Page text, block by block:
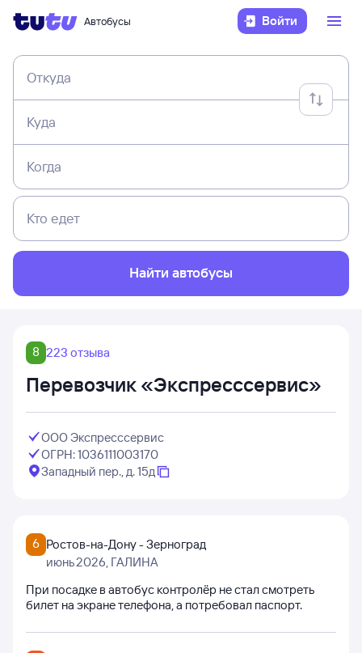
Автобусы Войти
Откуда
Куда
Когда
Кто едет
Найти автобусы
8 223 отзыва
Перевозчик «Экспресссервис»
ООО Экспресссервис
ОГРН: 1036111003170
Западный пер., д. 15д
6 Ростов-на-Дону - Зерноград
июнь 2026, ГАЛИНА
При посадке в автобус контролёр не стал смотреть
билет на экране телефона, а потребовал паспорт.